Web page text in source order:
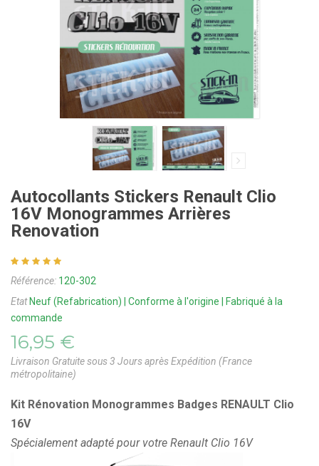
Autocollants Stickers Renault Clio
16V Monogrammes Arrières
Renovation
Référence: 120-302
Etat Neuf (Refabrication) | Conforme à l'origine | Fabriqué à la
commande
16,95 €
Livraison Gratuite sous 3 Jours après Expédition (France
métropolitaine)
Kit Rénovation Monogrammes Badges RENAULT Clio
16V
Spécialement adapté pour votre Renault Clio 16V